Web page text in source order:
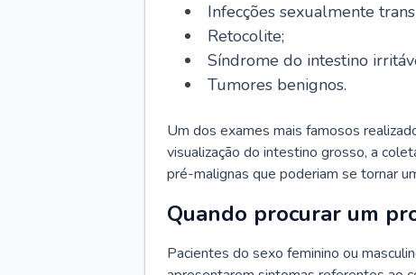
Infecções sexualmente
Retocolite;
Síndrome do intestino
Tumores benignos.
Um dos exames mais famosos
visualização do intestino grosso, a
pré-malignas que poderiam se tornar
Quando procurar um
Pacientes do sexo feminino ou